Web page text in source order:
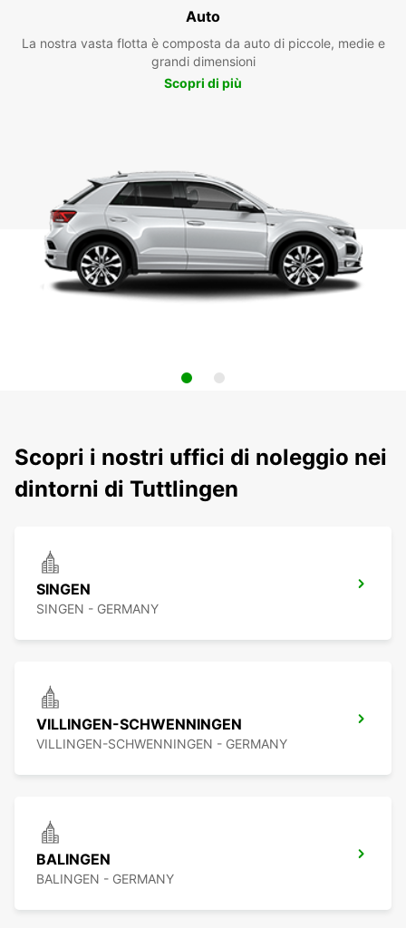
Auto
La nostra vasta flotta è composta da auto di piccole, medie e
grandi dimensioni
Scopri di più
Scopri i nostri uffici di noleggio nei
dintorni di Tuttlingen
SINGEN
SINGEN - GERMANY
VILLINGEN-SCHWENNINGEN
VILLINGEN-SCHWENNINGEN - GERMANY
BALINGEN
BALINGEN - GERMANY